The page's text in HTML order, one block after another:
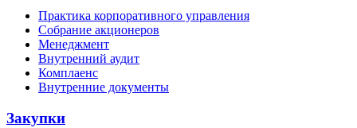
Практика корпоративного управления
Собрание акционеров
Менеджмент
Внутренний аудит
Комплаенс
Внутренние документы
Закупки